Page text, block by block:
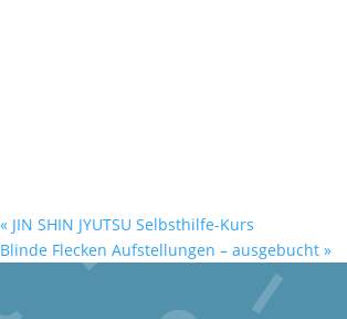
« JIN SHIN JYUTSU Selbsthilfe-Kurs
Blinde Flecken Aufstellungen – ausgebucht »